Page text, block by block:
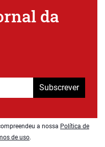
da
Subscrever
a nossa Política de
de uso.